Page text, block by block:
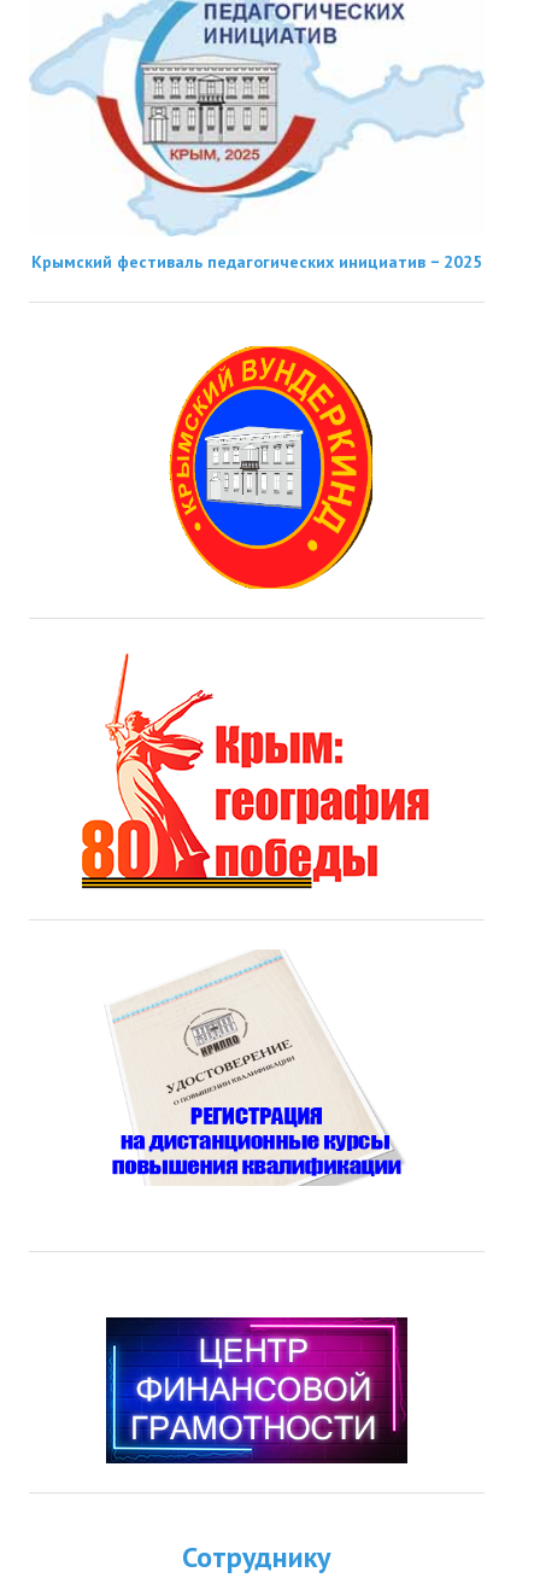
Крымский фестиваль педагогических инициатив − 2025
Сотруднику